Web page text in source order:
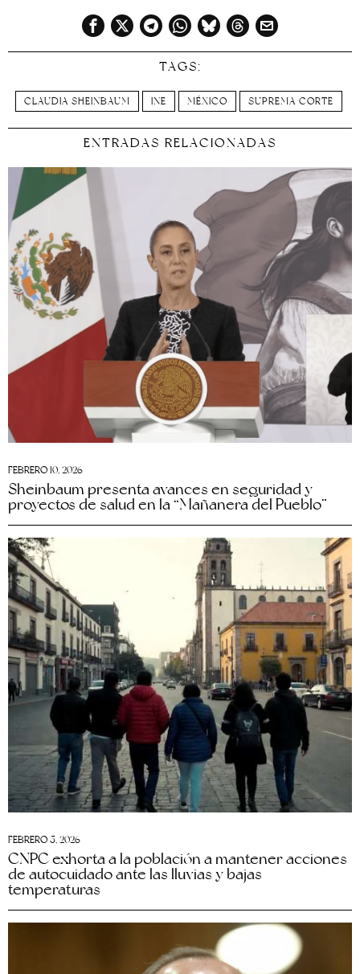
TAGS:
CLAUDIA SHEINBAUM INE MÉXICO SUPREMA CORTE
ENTRADAS RELACIONADAS
FEBRERO 10, 2026
Sheinbaum presenta avances en seguridad y
proyectos de salud en la “Mañanera del Pueblo”
FEBRERO 5, 2026
CNPC exhorta a la población a mantener acciones
de autocuidado ante las lluvias y bajas
temperaturas